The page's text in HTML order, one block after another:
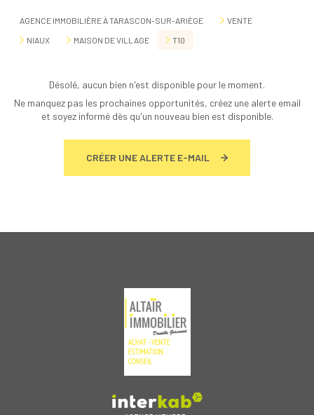
AGENCE IMMOBILIÈRE À TARASCON-SUR-ARIÈGE
VENTE
NIAUX
MAISON DE VILLAGE T10
Désolé, aucun bien n'est disponible pour le moment.
Ne manquez pas les prochaines opportunités, créez une alerte email
et soyez informé dès qu'un nouveau bien est disponible.
CRÉER UNE ALERTE E-MAIL